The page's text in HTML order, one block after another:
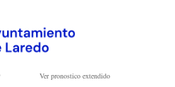
Ver pronostico extendido